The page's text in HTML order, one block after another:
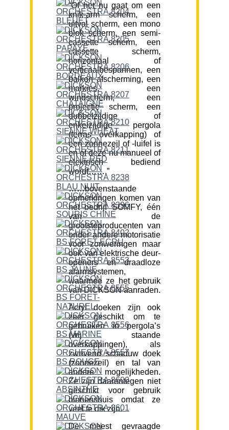
“Of het nu gaat om een
knik-arm scherm, een
uitval scherm, een mono
blok scherm, een semi-
cassette scherm, een
cassette scherm,
horizontaal of
verticaalbespannen, een
balkon afscherming, een
markies, een
windscherm, een
projectie scherm, een
dubbelzijdige of
enkelzijdige pergola
(terras overkapping) of
een zonnezeil of -luifel is
en of deze nu manueel of
elektrisch bediend
wordt…….”
……bovenstaande
opmerkingen komen van
het bedrijf SOMFY, één
van de
grootsteproducenten van
onder andere motorisatie
voor zonweringen maar
ook van elektrische deur-
openers en draadloze
alarmsystemen,
waarmee ze het gebruik
van DICKSON aanraden.
Acryl doeken zijn ook
zeer geschikt om te
gebruiken in pergola’s
(vrij staande
overkappingen), als
zwevend schaduw doek
(zonnezeil) en tal van
andere mogelijkheden.
Ze zijn daarentegen niet
geschikt voor gebruik
binnenshuis omdat ze
veel te dik zijn.
De meest gevraagde